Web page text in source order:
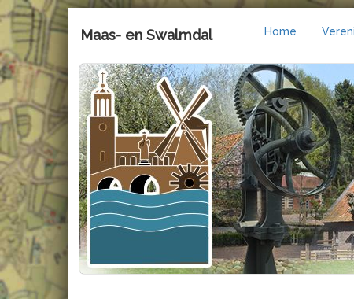
Maas- en Swalmdal Home